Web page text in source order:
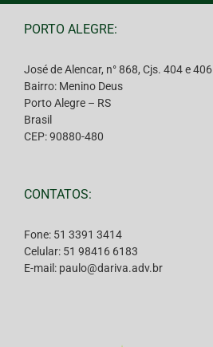
PORTO ALEGRE:
José de Alencar, n° 868, Cjs. 404 e 406
Bairro: Menino Deus
Porto Alegre – RS
Brasil
CEP: 90880-480
CONTATOS:
Fone: 51 3391 3414
Celular: 51 98416 6183
E-mail: paulo@dariva.adv.br